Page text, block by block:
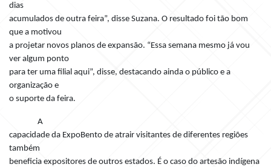
dias
acumulados de outra feira”, disse Suzana. O resultado foi tão bom
que a motivou
a projetar novos planos de expansão. “Essa semana mesmo já vou
ver algum ponto
para ter uma filial aqui”, disse, destacando ainda o público e a
organização e
o suporte da feira.
A
capacidade da ExpoBento de atrair visitantes de diferentes regiões
também
beneficia expositores de outros estados. É o caso do artesão indígena